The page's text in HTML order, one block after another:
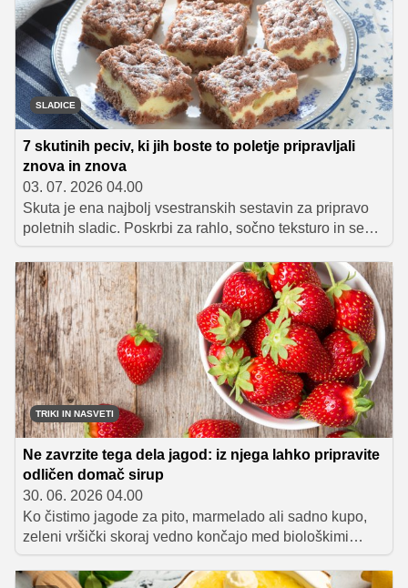
SLADICE
7 skutinih peciv, ki jih boste to poletje pripravljali
znova in znova
03. 07. 2026 04.00
Skuta je ena najbolj vsestranskih sestavin za pripravo
poletnih sladic. Poskrbi za rahlo, sočno teksturo in se
odlično ujame s sezonskim sadjem, kot so marelice,
breskve in jagodičevje. Zbrali smo sedem odličnih
receptov za skutina peciva, ki bodo navdušila tako ob
popoldanski kavi kot ob posebnih priložnostih.
TRIKI IN NASVETI
Ne zavrzite tega dela jagod: iz njega lahko pripravite
odličen domač sirup
30. 06. 2026 04.00
Ko čistimo jagode za pito, marmelado ali sadno kupo,
zeleni vršički skoraj vedno končajo med biološkimi
odpadki. V zadnjih letih so se po družbenih omrežjih in
kulinaričnih portalih razširili recepti za domač sirup,